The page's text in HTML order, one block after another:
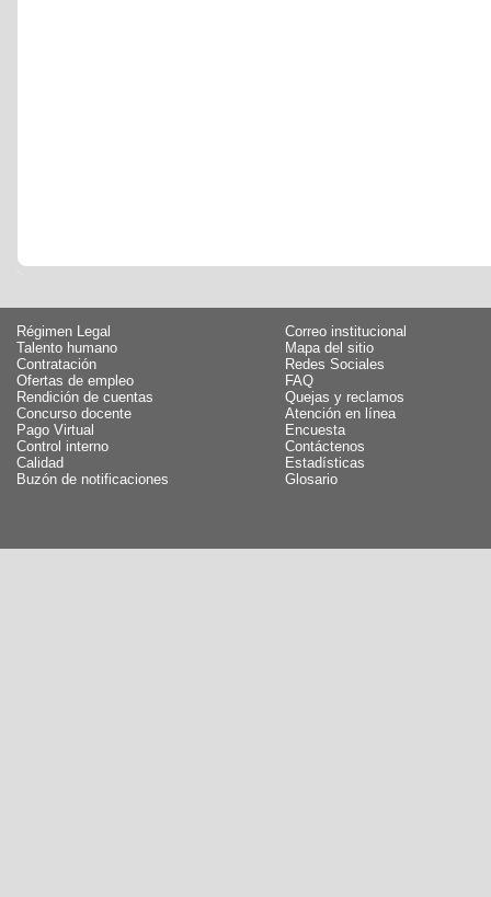
Régimen Legal
Talento humano
Contratación
Ofertas de empleo
Rendición de cuentas
Concurso docente
Pago Virtual
Control interno
Calidad
Buzón de notificaciones
Correo institucional
Mapa del sitio
Redes Sociales
FAQ
Quejas y reclamos
Atención en línea
Encuesta
Contáctenos
Estadísticas
Glosario